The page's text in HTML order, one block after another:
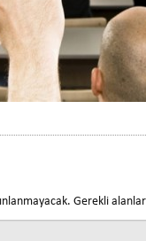
Gerekli